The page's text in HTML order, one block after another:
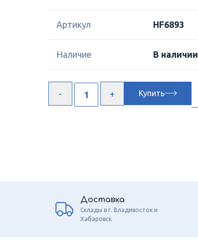
Артикул HF6893
Наличие В наличии
Купить
Доставка
Склады в г. Владивосток и
Хабаровск